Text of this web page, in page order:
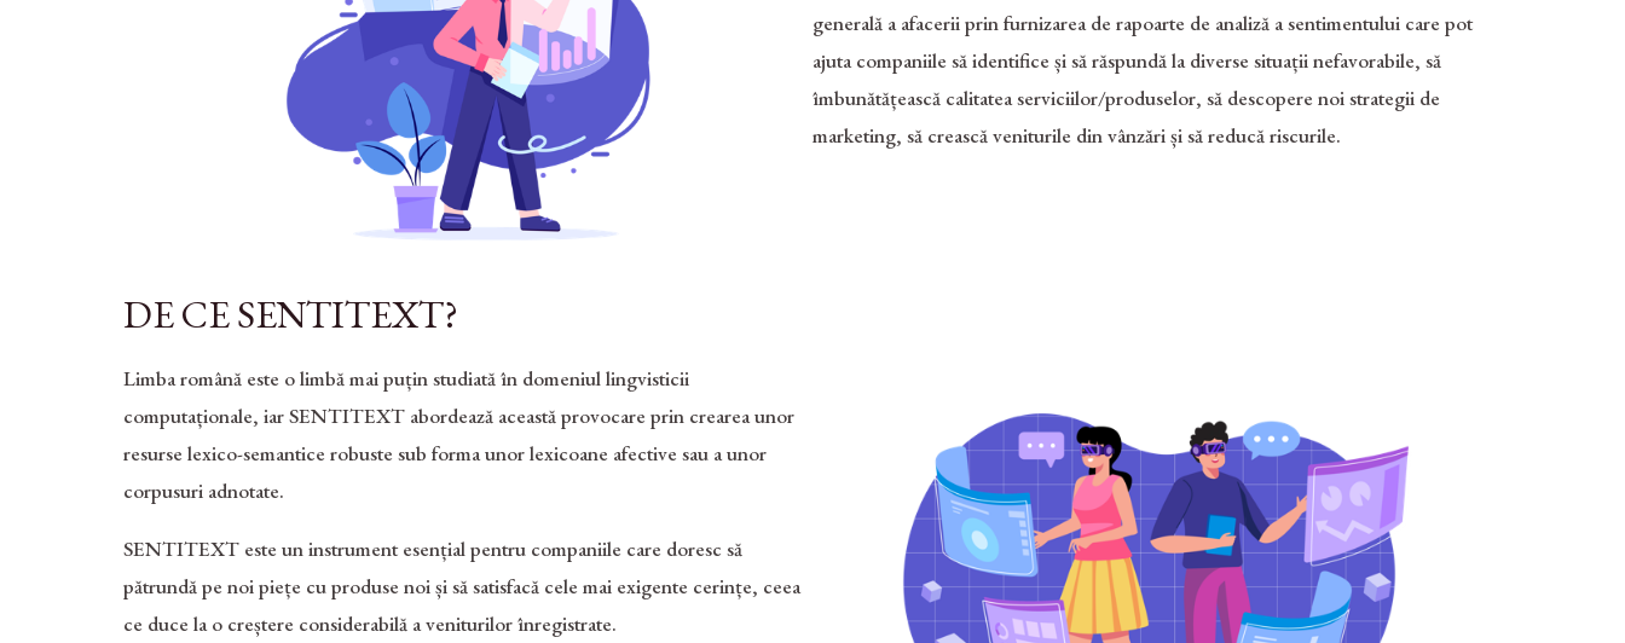
generală a afacerii prin furnizarea de rapoarte de analiză a sentimentului care pot
ajuta companiile să identifice și să răspundă la diverse situații nefavorabile, să
îmbunătățească calitatea serviciilor/produselor, să descopere noi strategii de
marketing, să crească veniturile din vânzări și să reducă riscurile.
DE CE SENTITEXT?
Limba română este o limbă mai puțin studiată în domeniul lingvisticii
computaționale, iar SENTITEXT abordează această provocare prin crearea unor
resurse lexico-semantice robuste sub forma unor lexicoane afective sau a unor
corpusuri adnotate.
SENTITEXT este un instrument esențial pentru companiile care doresc să
pătrundă pe noi piețe cu produse noi și să satisfacă cele mai exigente cerințe, ceea
ce duce la o creștere considerabilă a veniturilor înregistrate.